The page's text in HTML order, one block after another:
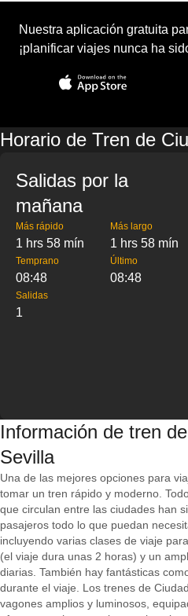
Nuestra aplicación gratuita
¡planificar viajes nunca ha
Horario de Tren de
Salidas por la
mañana
Más rápido
1 hrs 58 mín
Más largo
1 hrs 58 mín
Temprano
08:48
Último
08:48
Salidas
1
Información de tren
Sevilla
Una de las mejores opciones para
tomar un tren rápido y moderno.
que circulan entre las ciudades han
pasajeros todo lo que puedan
incluyendo varias clases de viaje
(el viaje dura unas 2 horas) y un
diarias. También hay fantásticas
durante el viaje. Los trenes de
vagones amplios y luminosos,